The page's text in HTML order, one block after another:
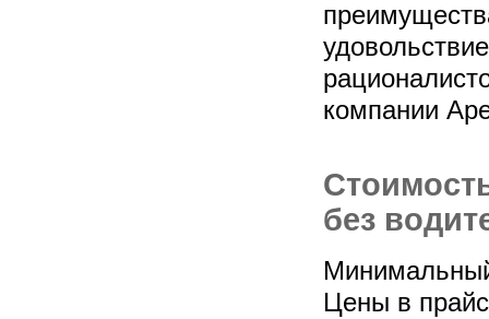
компании
без
Цены в